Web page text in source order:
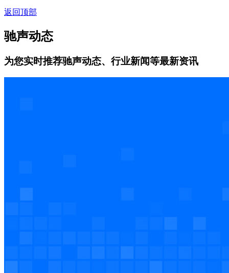
返回顶部
驰声动态
为您实时推荐驰声动态、行业新闻等最新资讯